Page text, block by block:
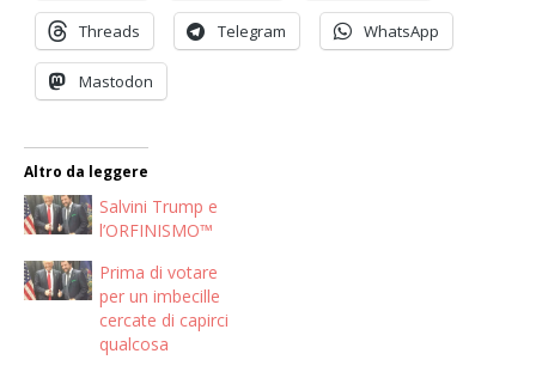
Threads Telegram WhatsApp
Mastodon
Altro da leggere
Salvini Trump e
l’ORFINISMO™
Prima di votare
per un imbecille
cercate di capirci
qualcosa